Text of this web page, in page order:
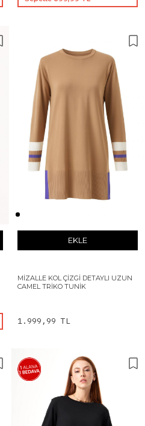
EKLE
MIZALLE KOL ÇIZGI DETAYLI UZUN
CAMEL TRIKO TUNIK
1.999,99 TL